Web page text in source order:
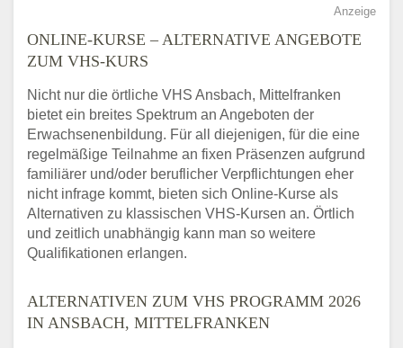
Anzeige
ONLINE-KURSE – ALTERNATIVE ANGEBOTE
ZUM VHS-KURS
Nicht nur die örtliche VHS Ansbach, Mittelfranken
bietet ein breites Spektrum an Angeboten der
Erwachsenenbildung. Für all diejenigen, für die eine
regelmäßige Teilnahme an fixen Präsenzen aufgrund
familiärer und/oder beruflicher Verpflichtungen eher
nicht infrage kommt, bieten sich Online-Kurse als
Alternativen zu klassischen VHS-Kursen an. Örtlich
und zeitlich unabhängig kann man so weitere
Qualifikationen erlangen.
ALTERNATIVEN ZUM VHS PROGRAMM 2026
IN ANSBACH, MITTELFRANKEN